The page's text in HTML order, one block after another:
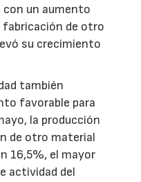
un aumento
fabricación de otro
su crecimiento
también
favorable para
la producción
de otro material
16,5%, el mayor
actividad del